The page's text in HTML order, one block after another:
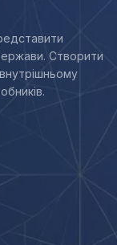
Створити